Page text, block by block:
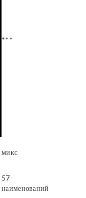
***
микс
57
наименований